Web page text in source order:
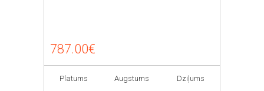
787.00€
Platums Augstums Dziļums